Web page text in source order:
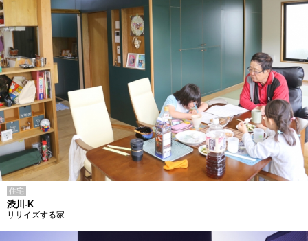
住宅
渋川-K
リサイズする家